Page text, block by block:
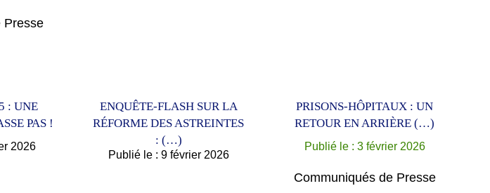
Presse
: UNE
PAS !
2026
ENQUÊTE-FLASH SUR LA
RÉFORME DES ASTREINTES
: (…)
Publié le : 9 février 2026
PRISONS-HÔPITAUX : UN
RETOUR EN ARRIÈRE (…)
Publié le : 3 février 2026
Communiqués de Presse